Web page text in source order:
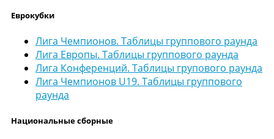
Еврокубки
Лига Чемпионов. Таблицы группового раунда
Лига Европы. Таблицы группового раунда
Лига Конференций. Таблицы групового раунда
Лига Чемпионов U19. Таблицы группового
раунда
Национальные сборные